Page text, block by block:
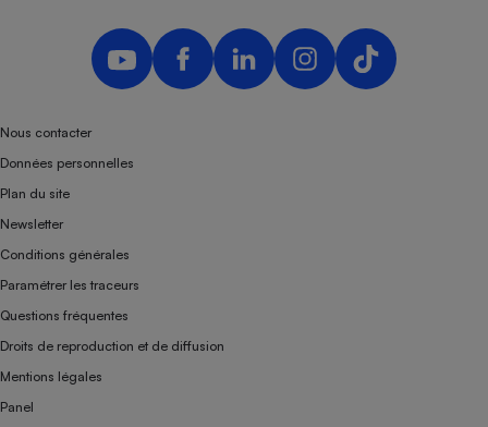
Nous contacter
Données personnelles
Plan du site
Newsletter
Conditions générales
Paramétrer les traceurs
Questions fréquentes
Droits de reproduction et de diffusion
Mentions légales
Panel